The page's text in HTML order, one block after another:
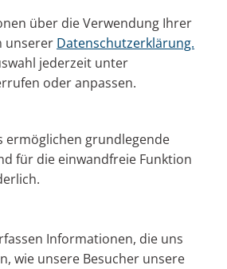
über die Verwendung Ihrer
unserer Datenschutzerklärung.
jederzeit unter
oder anpassen.
ermöglichen grundlegende
für die einwandfreie Funktion
Informationen, die uns
wie unsere Besucher unsere
Patienten im Alltag und wie sie